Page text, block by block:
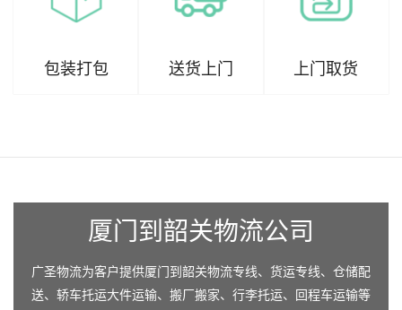
包装打包 送货上门 上门取货
厦门到韶关物流公司
广圣物流为客户提供厦门到韶关物流专线、货运专线、仓储配
送、轿车托运大件运输、搬厂搬家、行李托运、回程车运输等